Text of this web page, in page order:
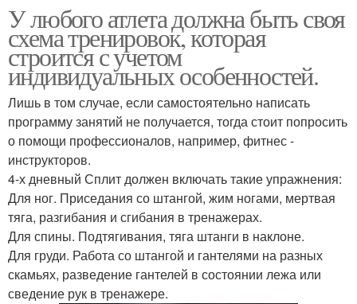
У любого атлета должна быть своя
схема тренировок, которая
строится с учетом
индивидуальных особенностей.
Лишь в том случае, если самостоятельно написать
программу занятий не получается, тогда стоит попросить
о помощи профессионалов, например, фитнес -
инструкторов.
4-х дневный Сплит должен включать такие упражнения:
Для ног. Приседания со штангой, жим ногами, мертвая
тяга, разгибания и сгибания в тренажерах.
Для спины. Подтягивания, тяга штанги в наклоне.
Для груди. Работа со штангой и гантелями на разных
скамьях, разведение гантелей в состоянии лежа или
сведение рук в тренажере.